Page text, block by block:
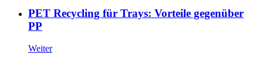
PET Recycling für Trays: Vorteile gegenüber
PP
Weiter